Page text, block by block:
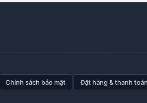
DIN928A Đai ốc hàn vuông
ANSIB18.2.2
(mỏng) tiêu
Chính sách bảo mật Đặt hàng & thanh toán